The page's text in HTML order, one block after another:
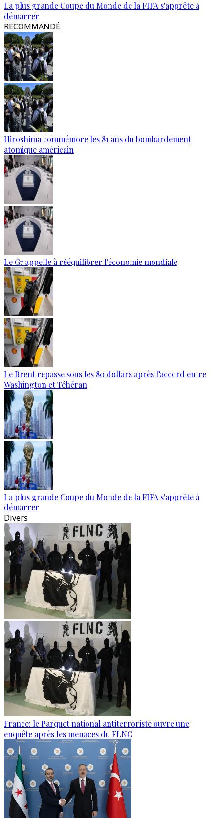
La plus grande Coupe du Monde de la FIFA s'apprête à
démarrer
RECOMMANDÉ
Hiroshima commémore les 81 ans du bombardement
atomique américain
Le G7 appelle à rééquilibrer l'économie mondiale
Le Brent repasse sous les 80 dollars après l’accord entre
Washington et Téhéran
La plus grande Coupe du Monde de la FIFA s'apprête à
démarrer
Divers
France: le Parquet national antiterroriste ouvre une
enquête après les menaces du FLNC